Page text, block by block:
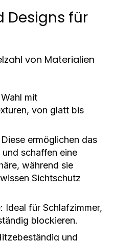
Designs für
von Materialien
mit
von glatt bis
Diese ermöglichen das
schaffen eine
während sie
Sichtschutz
Ideal für Schlafzimmer,
blockieren.
und